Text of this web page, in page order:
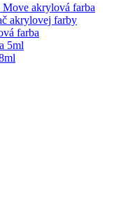
akrylová farba
akrylovej farby
farba
5ml